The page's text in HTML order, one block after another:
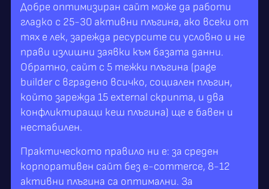
Добре оптимизиран сайт може да работи
гладко с 25-30 активни плъгина, ако всеки от
тях е лек, зарежда ресурсите си условно и не
прави излишни заявки към базата данни.
Обратно, сайт с 5 тежки плъгина (page
builder с вградено всичко, социален плъгин,
който зарежда 15 external скрипта, и два
конфликтиращи кеш плъгина) ще е бавен и
нестабилен.
Практическото правило ни е: за среден
корпоративен сайт без e-commerce, 8-12
активни плъгина са оптимални. За